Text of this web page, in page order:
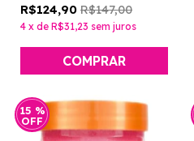
R$124,90 R$147,00
4 x de R$31,23 sem juros
15 %
OFF